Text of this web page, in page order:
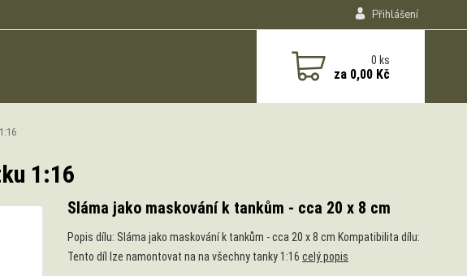
Přihlášení
0ks
za 0,00 Kč
1:16
Sláma jako maskování k tankům - cca 20 x 8 cm
Popis dílu: Sláma jako maskování k tankům - cca 20 x 8 cm Kompatibilita dílu:
Tento díl lze namontovat na na všechny tanky 1:16 celý popis